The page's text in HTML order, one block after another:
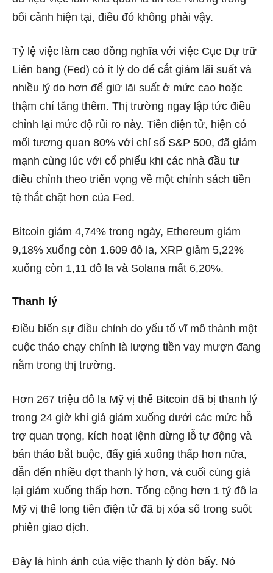
bối cảnh hiện tại, điều đó không phải vậy.
Tỷ lệ việc làm cao đồng nghĩa với việc Cục Dự trữ
Liên bang (Fed) có ít lý do để cắt giảm lãi suất và
nhiều lý do hơn để giữ lãi suất ở mức cao hoặc
thậm chí tăng thêm. Thị trường ngay lập tức điều
chỉnh lại mức độ rủi ro này. Tiền điện tử, hiện có
mối tương quan 80% với chỉ số S&P 500, đã giảm
mạnh cùng lúc với cổ phiếu khi các nhà đầu tư
điều chỉnh theo triển vọng về một chính sách tiền
tệ thắt chặt hơn của Fed.
Bitcoin giảm 4,74% trong ngày, Ethereum giảm
9,18% xuống còn 1.609 đô la, XRP giảm 5,22%
xuống còn 1,11 đô la và Solana mất 6,20%.
Thanh lý
Điều biến sự điều chỉnh do yếu tố vĩ mô thành một
cuộc tháo chạy chính là lượng tiền vay mượn đang
nằm trong thị trường.
Hơn 267 triệu đô la Mỹ vị thế Bitcoin đã bị thanh lý
trong 24 giờ khi giá giảm xuống dưới các mức hỗ
trợ quan trọng, kích hoạt lệnh dừng lỗ tự động và
bán tháo bắt buộc, đẩy giá xuống thấp hơn nữa,
dẫn đến nhiều đợt thanh lý hơn, và cuối cùng giá
lại giảm xuống thấp hơn. Tổng cộng hơn 1 tỷ đô la
Mỹ vị thế long tiền điện tử đã bị xóa sổ trong suốt
phiên giao dịch.
Đây là hình ảnh của việc thanh lý đòn bẩy. Nó